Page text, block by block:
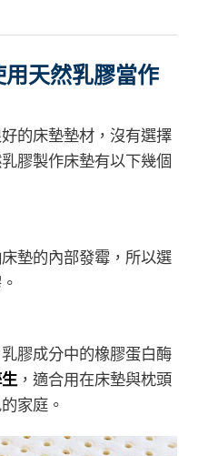
天然乳膠當作
的床墊墊材，沒有選擇
膠製作床墊有以下幾個
墊的內部發霉，所以選
膠成分中的橡膠蛋白酶
，適合用在床墊與枕頭
家庭。